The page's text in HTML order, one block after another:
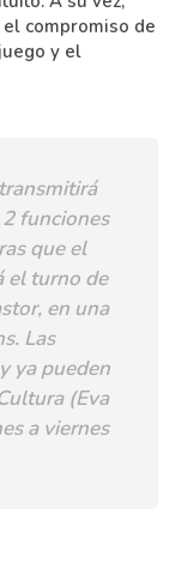
compromiso de
y el
funciones
que el
el turno de
en una
Las
ya pueden
(Eva
a viernes